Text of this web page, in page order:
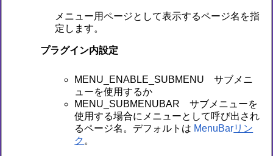
メニュー用ページとして表示するページ名を指
定します。
プラグイン内設定
MENU_ENABLE_SUBMENU サブメニ
ューを使用するか
MENU_SUBMENUBAR サブメニューを
使用する場合にメニューとして呼び出され
るページ名。デフォルトは MenuBar
。